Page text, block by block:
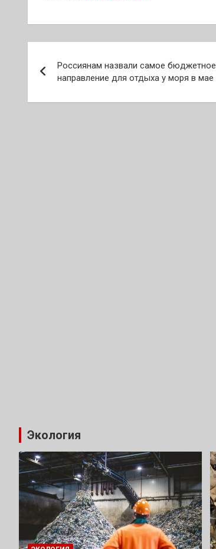
по
записям
Россиянам назвали самое бюджетное
направление для отдыха у моря в мае
Экология